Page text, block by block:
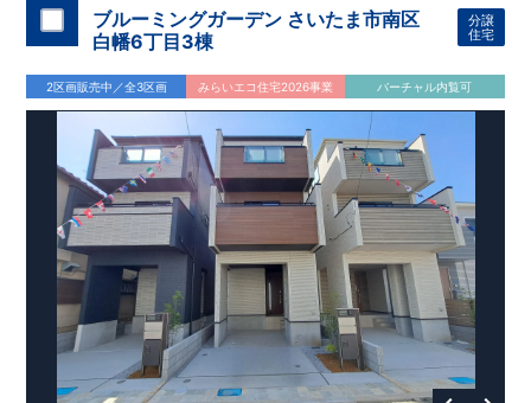
ネに優れた断熱等性能５を取得！ ​ ​ その他項目も評価を受け
ており、性能に特化した住宅です！
付きシステムキッチン！​ ​
平日、休日 時間帯問わずご案内可
能です！​お気軽にお問い合わせください！ ​【お問い合わせ】
048-710-5571 (営業時間 9:30～18:30 火水定休日)
ブルーミングガーデン さいたま市南区
白幡6丁目3棟
分譲
住宅
2区画販売中／全3区画 みらいエコ住宅2026事業 バーチャル内覧可